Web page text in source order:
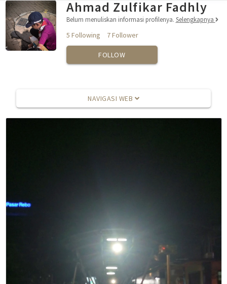
Ahmad Zulfikar Fadhly
Belum menuliskan informasi profilenya. Selengkapnya
5 Following 7 Follower
FOLLOW
NAVIGASI WEB